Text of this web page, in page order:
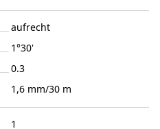
aufrecht
1°30'
0.3
1,6 mm/30 m
1